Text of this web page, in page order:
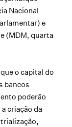
Nacional
e
(MDM, quarta
o capital do
bancos
poderão
criação da